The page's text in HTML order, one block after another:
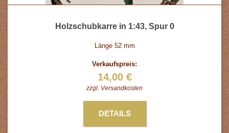
Holzschubkarre in 1:43, Spur 0
Länge 52 mm
Verkaufspreis:
14,00 €
zzgl. Versandkosten
DETAILS